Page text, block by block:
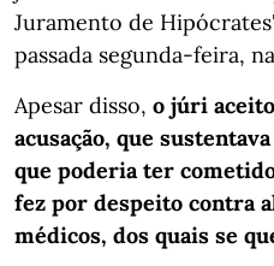
Juramento de
passada segunda-feira,
Apesar disso, o júri
acusação, que
que poderia ter
fez por despeito contra
médicos, dos quais se